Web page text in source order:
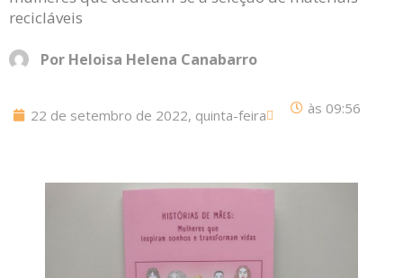
recicláveis
Por Heloisa Helena Canabarro
22 de setembro de 2022, quinta-feira às 09:56